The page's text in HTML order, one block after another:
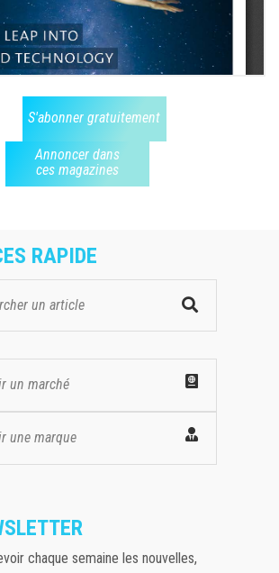
S'abonner gratuitement
Annoncer dans
ces magazines
RAPIDE
un marché
une marque
chaque semaine les nouvelles,